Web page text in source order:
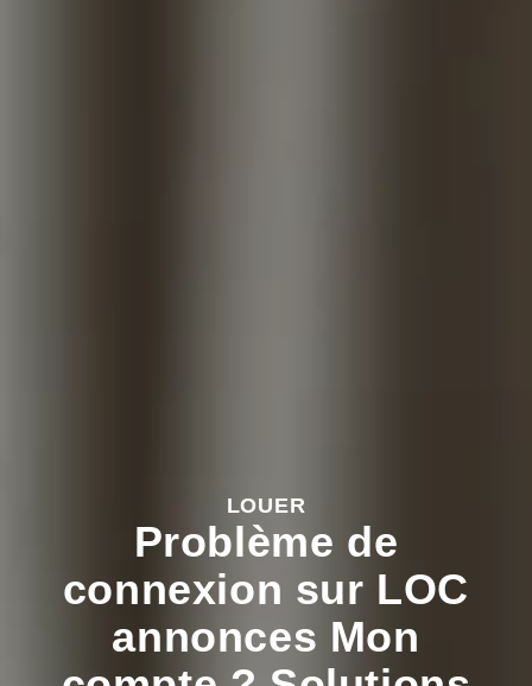
LOUER
Problème de
connexion sur LOC
annonces Mon